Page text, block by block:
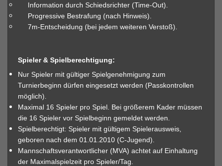
Information durch Schiedsrichter (Time-Out).
Progressive Bestrafung (nach Hinweis).
7m-Entscheidung (bei jedem weiteren Verstoß).
Spieler & Spielberechtigung:
Nur Spieler mit gültiger Spielgenehmigung zum
Turnierbeginn dürfen eingesetzt werden (Passkontrollen
möglich).
Maximal 16 Spieler pro Spiel. Bei größerem Kader müssen
die 16 Spieler vor Spielbeginn gemeldet werden.
Spielberechtigt: Spieler mit gültigem Spielerausweis,
geboren nach dem 01.01.2010 (C-Jugend).
Mannschaftsverantwortlicher (MVA) achtet auf Einhaltung
der Maximalspielzeit pro Spieler/Tag.